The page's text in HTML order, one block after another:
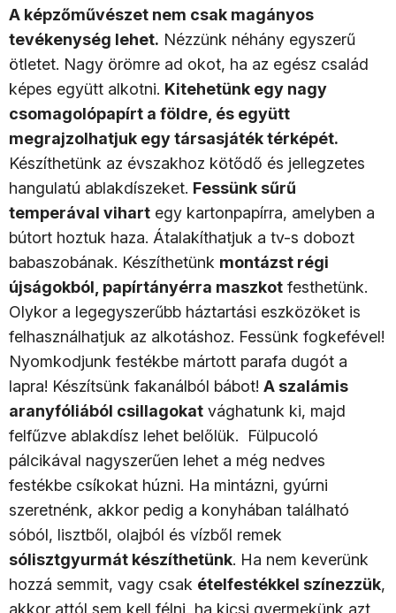
A képzőművészet nem csak magányos
tevékenység lehet. Nézzünk néhány egyszerű
ötletet. Nagy örömre ad okot, ha az egész család
képes együtt alkotni. Kitehetünk egy nagy
csomagolópapírt a földre, és együtt
megrajzolhatjuk egy társasjáték térképét.
Készíthetünk az évszakhoz kötődő és jellegzetes
hangulatú ablakdíszeket. Fessünk sűrű
temperával vihart egy kartonpapírra, amelyben a
bútort hoztuk haza. Átalakíthatjuk a tv-s dobozt
babaszobának. Készíthetünk montázst régi
újságokból, papírtányérra maszkot festhetünk.
Olykor a legegyszerűbb háztartási eszközöket is
felhasználhatjuk az alkotáshoz. Fessünk fogkefével!
Nyomkodjunk festékbe mártott parafa dugót a
lapra! Készítsünk fakanálból bábot! A szalámis
aranyfóliából csillagokat vághatunk ki, majd
felfűzve ablakdísz lehet belőlük. Fülpucoló
pálcikával nagyszerűen lehet a még nedves
festékbe csíkokat húzni. Ha mintázni, gyúrni
szeretnénk, akkor pedig a konyhában található
sóból, lisztből, olajból és vízből remek
sólisztgyurmát készíthetünk. Ha nem keverünk
hozzá semmit, vagy csak ételfestékkel színezzük,
akkor attól sem kell félni, ha kicsi gyermekünk azt